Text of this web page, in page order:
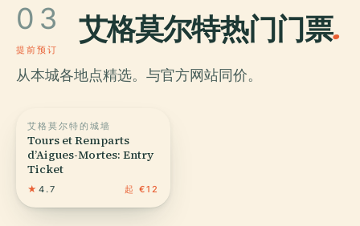
03 艾格莫尔特热门门票.
提前预订
从本城各地点精选。与官方网站同价。
艾格莫尔特的城墙
Tours et Remparts
d’Aigues-Mortes: Entry
Ticket
★ 4.7 起 €12